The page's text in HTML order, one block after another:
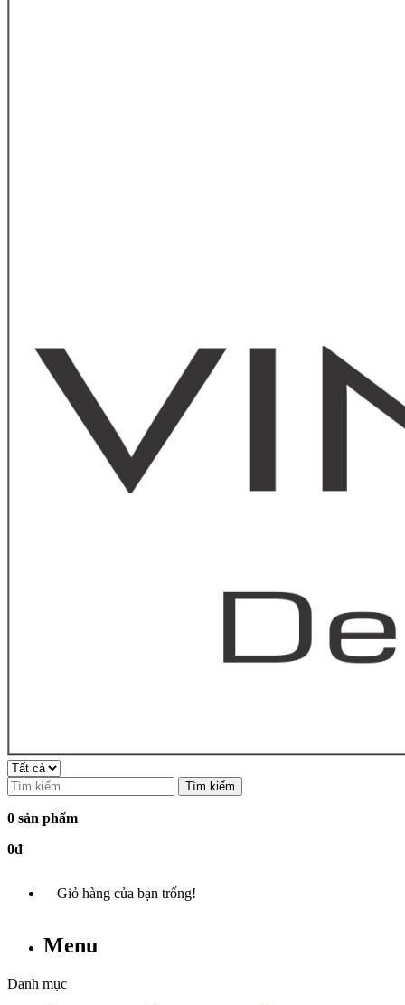
Tìm kiếm
0 sản phẩm
0đ
Giỏ hàng của bạn trống!
Menu
Danh mục